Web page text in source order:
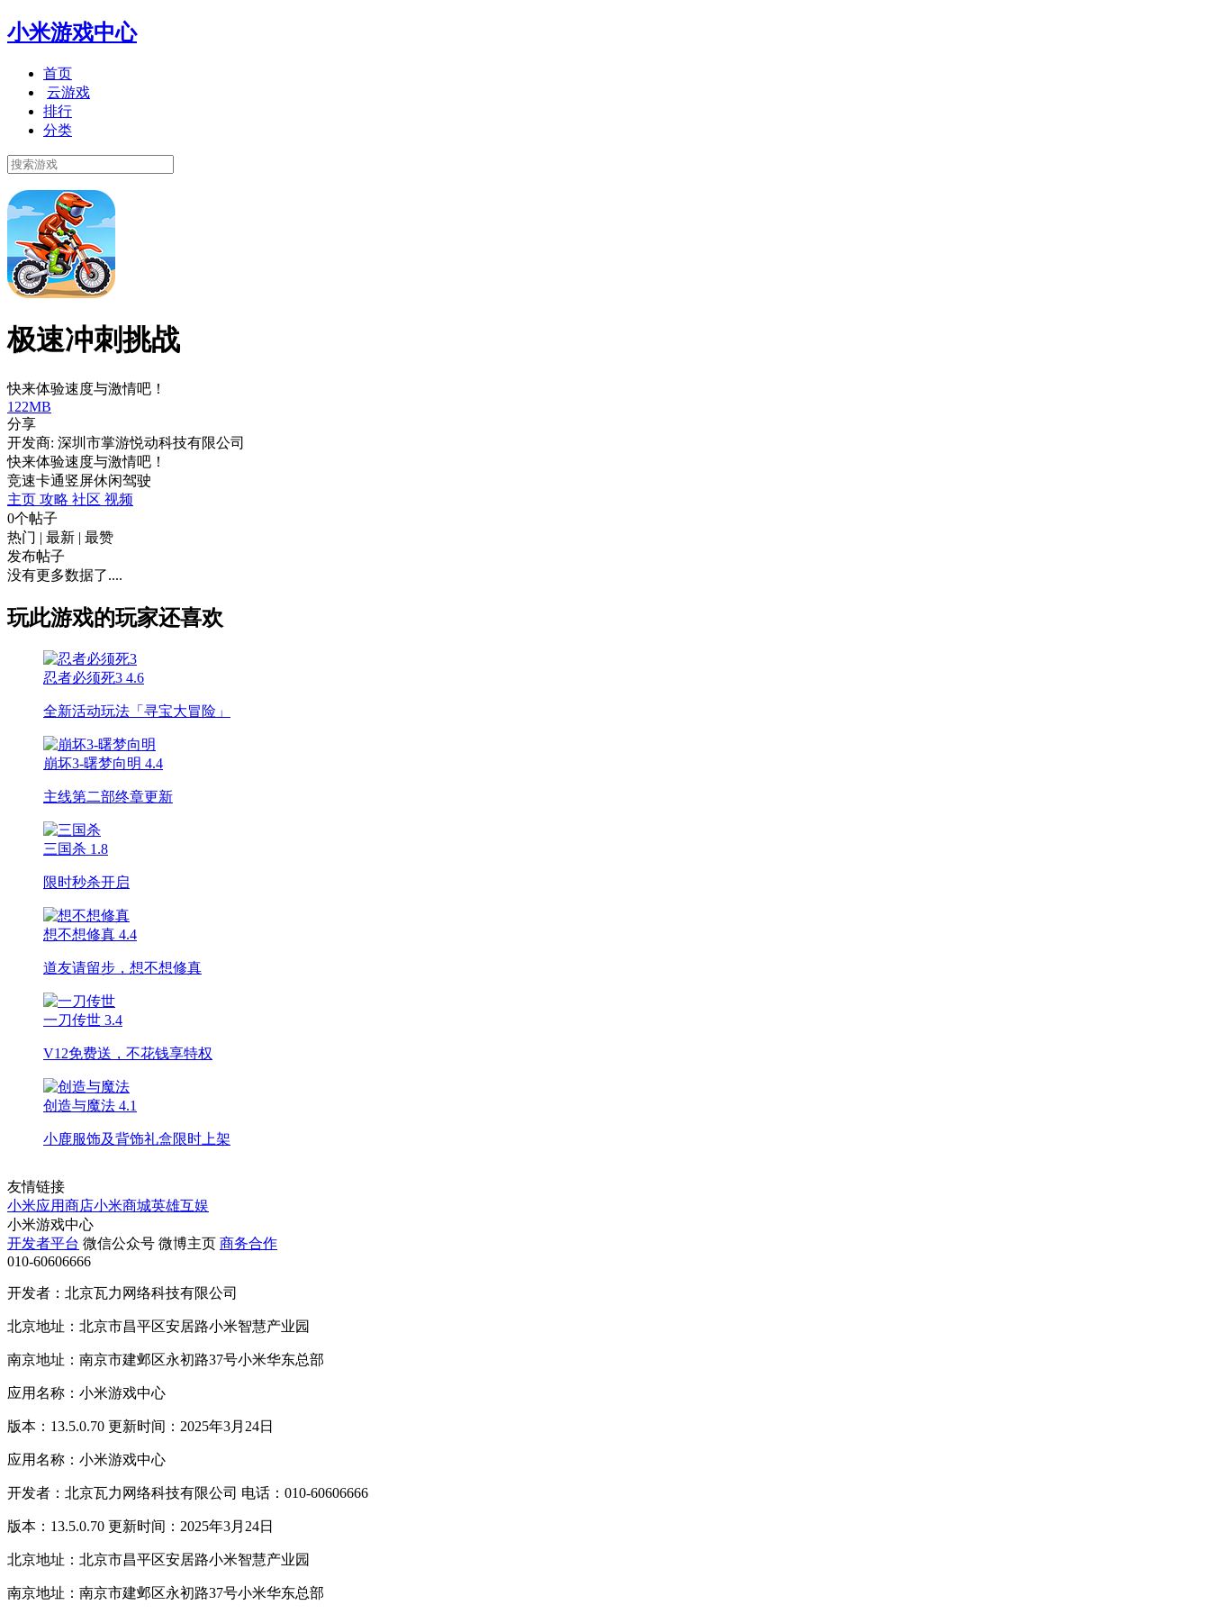
小米游戏中心
首页
云游戏
排行
分类
极速冲刺挑战
快来体验速度与激情吧！
122MB
分享
开发商: 深圳市掌游悦动科技有限公司
快来体验速度与激情吧！
竞速卡通竖屏休闲驾驶
主页 攻略 社区 视频
0个帖子
热门 | 最新 | 最赞
发布帖子
没有更多数据了....
玩此游戏的玩家还喜欢
忍者必须死3 4.6
全新活动玩法「寻宝大冒险」
崩坏3-曙梦向明 4.4
主线第二部终章更新
三国杀 1.8
限时秒杀开启
想不想修真 4.4
道友请留步，想不想修真
一刀传世 3.4
V12免费送，不花钱享特权
创造与魔法 4.1
小鹿服饰及背饰礼盒限时上架
友情链接
小米应用商店小米商城英雄互娱
小米游戏中心
开发者平台 微信公众号 微博主页 商务合作
010-60606666
开发者：北京瓦力网络科技有限公司
北京地址：北京市昌平区安居路小米智慧产业园
南京地址：南京市建邺区永初路37号小米华东总部
应用名称：小米游戏中心
版本：13.5.0.70 更新时间：2025年3月24日
应用名称：小米游戏中心
开发者：北京瓦力网络科技有限公司 电话：010-60606666
版本：13.5.0.70 更新时间：2025年3月24日
北京地址：北京市昌平区安居路小米智慧产业园
南京地址：南京市建邺区永初路37号小米华东总部